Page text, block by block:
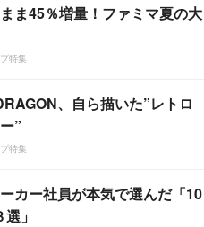
ま45％増量！ファミマ夏の大
特集
、自ら描いた”レトロ
”
特集
カー社員が本気で選んだ「10
」